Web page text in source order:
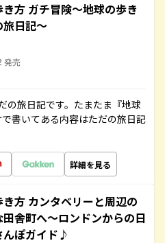
方 ガチ冒険～地球の歩き
日記～
発売
の旅日記です。たまたま『地球
書いてある内容はただの旅日記
詳細を見る
方 カンタベリーと周辺の
舎町へ～ロンドンからの日
んぽガイド♪